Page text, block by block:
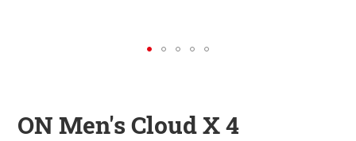
ON Men's Cloud X 4